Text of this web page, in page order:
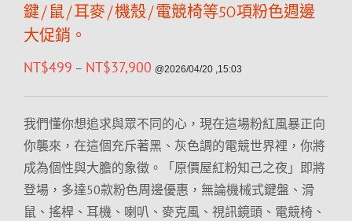
鍵/鼠/耳麥/機殼/電競椅等50項粉色週邊
大促銷。
NT$499 – NT$37,900 @2026/04/20 ,15:03
我們懂你想追求與眾不同的心，現在這場粉紅風暴正向
你襲來，在這個充斥著黑、灰色調的電競世界裡，你將
成為個性與大膽的象徵。「原價屋紅粉知己之夜」即將
登場，多達50款粉色周邊優惠，無論機械式鍵盤、滑
鼠、搖桿、耳機、喇叭、麥克風、視訊鏡頭、電競椅、